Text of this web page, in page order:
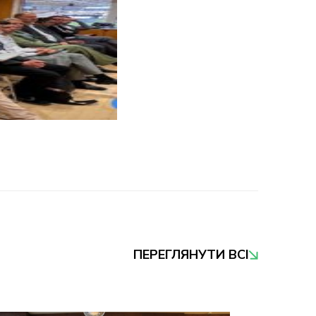
ПЕРЕГЛЯНУТИ ВСІ